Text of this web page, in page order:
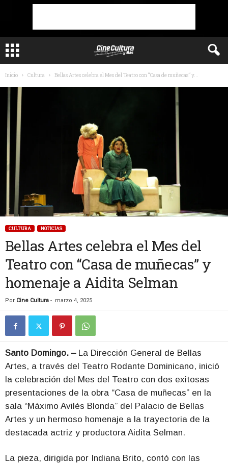
Inicio Cultura Bellas Artes celebra el Mes del Teatro con “Casa de muñecas” y...
CULTURA NOTICIAS
Bellas Artes celebra el Mes del
Teatro con “Casa de muñecas” y
homenaje a Aidita Selman
Por Cine Cultura - marzo 4, 2025
Santo Domingo. – La Dirección General de Bellas
Artes, a través del Teatro Rodante Dominicano, inició
la celebración del Mes del Teatro con dos exitosas
presentaciones de la obra “Casa de muñecas” en la
sala “Máximo Avilés Blonda” del Palacio de Bellas
Artes y un hermoso homenaje a la trayectoria de la
destacada actriz y productora Aidita Selman.
La pieza, dirigida por Indiana Brito, contó con las